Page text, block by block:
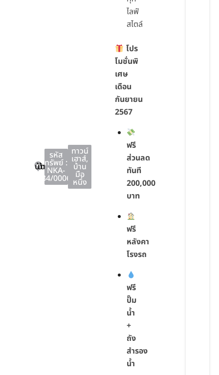
บ้านโพธิ์
บ้านโพธิ์
ฉะเชิงเทรา
รหัส
ทรัพย์ :
NKA-
84/0006
ทาวน์
เฮาส์,
บ้าน
มือ
หนึ่ง
ไลฟ์
สไตล์
โปร
โมชั่นพิ
เศษ
เดือน
กันยายน
2567
ฟรี
ส่วนลด
ทันที
200,000
บาท
ฟรี
หลังคา
โรงรถ
ฟรี
ปั๊ม
น้ำ
+
ถัง
สำรอง
น้ำ